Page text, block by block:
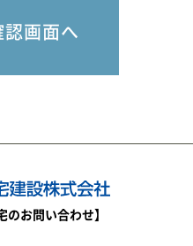
のお問い合わせ】